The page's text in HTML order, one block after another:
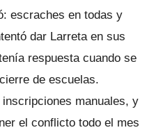
escraches en todas y
dar Larreta en sus
respuesta cuando se
de escuelas.
manuales, y
el conflicto todo el mes